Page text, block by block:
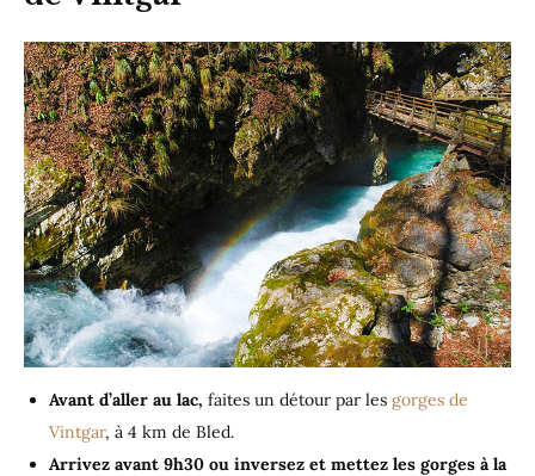
Avant d’aller au lac, faites un détour par les gorges de
Vintgar, à 4 km de Bled.
Arrivez avant 9h30 ou inversez et mettez les gorges à la